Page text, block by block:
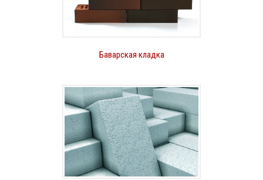
Баварская кладка